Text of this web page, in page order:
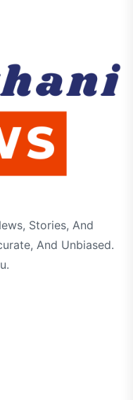
Stories, And
And Unbiased.